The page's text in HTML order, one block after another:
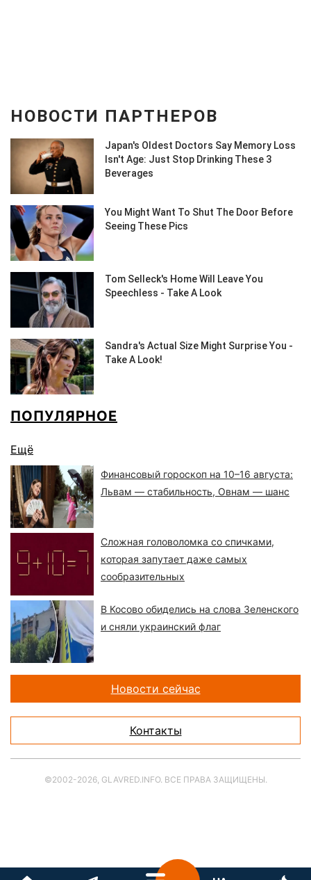
ПОПУЛЯРНОЕ
Ещё
Финансовый гороскоп на 10–16 августа:
Львам — стабильность, Овнам — шанс
Сложная головоломка со спичками,
которая запутает даже самых
сообразительных
В Косово обиделись на слова Зеленского
и сняли украинский флаг
Новости сейчас
Контакты
©2002-2026, GLAVRED.INFO. ВСЕ ПРАВА ЗАЩИЩЕНЫ.